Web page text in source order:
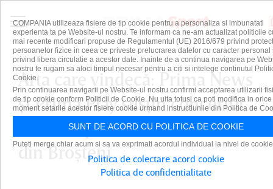
Arta care vindecă: Prima News
şi Prima Play susţin concertul
caritabil pentru comunitatea
din Broşteni
COMPANIA utilizeaza fisiere de tip cookie pentru a personaliza si imbunatati
experienta ta pe Website-ul nostru. Te informam ca ne-am actualizat politicile
mai recente modificari propuse de Regulamentul (UE) 2016/679 privind
persoanelor fizice in ceea ce priveste prelucrarea datelor cu caracter personal
privind libera circulatie a acestor date. Inainte de a continua navigarea pe
nostru te rugam sa aloci timpul necesar pentru a citi si intelege continutul
Cookie.
Prin continuarea navigarii pe Website-ul nostru confirmi acceptarea utilizarii
de tip cookie conform Politicii de Cookie. Nu uita totusi ca poti modifica in orice
moment setarile acestor fisiere cookie urmand instructiunile din Politica de
SUNT DE ACORD CU POLITICA DE COOKIE
Puteti merge chiar acum si sa va exprimati acordul individual la nivel de
Politica de colectare acord cookie
Politica de confidentialitate